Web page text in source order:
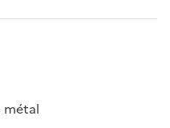
métal